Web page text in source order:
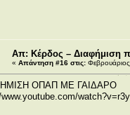
Απ: Κέρδος – Διαφήμιση
« Απάντηση #16 στις:
ΟΠΑΠ ΜΕ ΓΑΙΔΑΡΟ